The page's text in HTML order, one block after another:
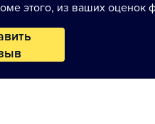
этого, из ваших оценок